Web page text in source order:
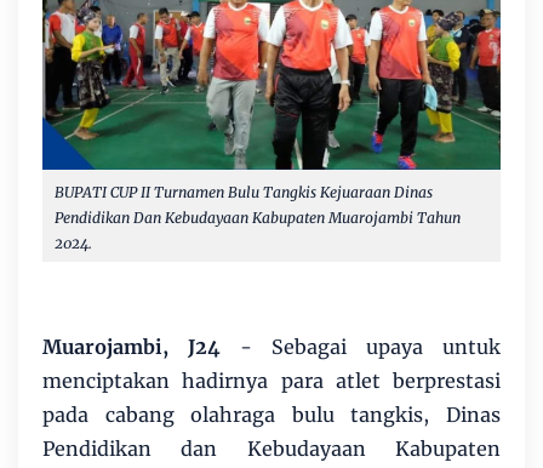
BUPATI CUP II Turnamen Bulu Tangkis Kejuaraan Dinas
Pendidikan Dan Kebudayaan Kabupaten Muarojambi Tahun
2024.
Muarojambi, J24 - Sebagai upaya untuk
menciptakan hadirnya para atlet berprestasi
pada cabang olahraga bulu tangkis, Dinas
Pendidikan dan Kebudayaan Kabupaten